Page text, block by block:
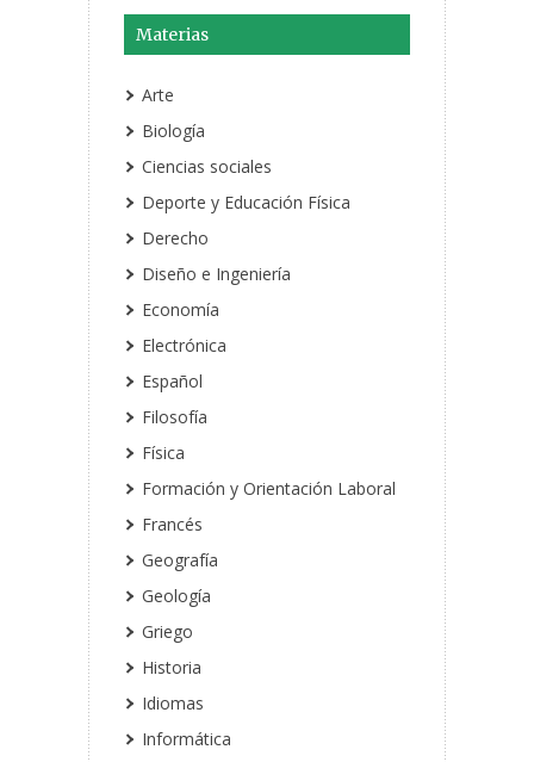
Materias
Arte
Biología
Ciencias sociales
Deporte y Educación Física
Derecho
Diseño e Ingeniería
Economía
Electrónica
Español
Filosofía
Física
Formación y Orientación Laboral
Francés
Geografía
Geología
Griego
Historia
Idiomas
Informática